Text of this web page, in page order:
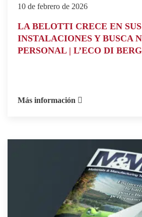
10 de febrero de 2026
LA BELOTTI CRECE EN SUS
INSTALACIONES Y BUSCA
PERSONAL | L’ECO DI
Más información